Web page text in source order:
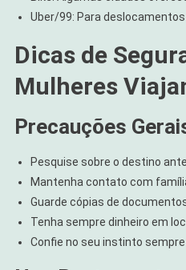
Uber/99: Para
Dicas de
Mulheres
Precauções
Pesquise sobre o destino
Mantenha contato com
Guarde cópias de
Tenha sempre dinheiro em
Confie no seu instinto sempre